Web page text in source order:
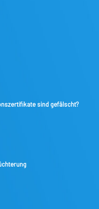
sind gefälscht?